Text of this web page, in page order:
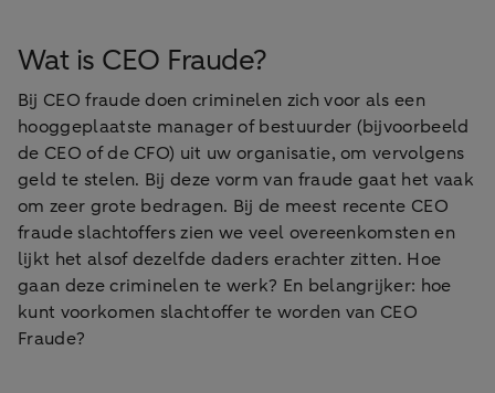
Wat is CEO Fraude?
Bij CEO fraude doen criminelen zich voor als een
hooggeplaatste manager of bestuurder (bijvoorbeeld
de CEO of de CFO) uit uw organisatie, om vervolgens
geld te stelen. Bij deze vorm van fraude gaat het vaak
om zeer grote bedragen. Bij de meest recente CEO
fraude slachtoffers zien we veel overeenkomsten en
lijkt het alsof dezelfde daders erachter zitten. Hoe
gaan deze criminelen te werk? En belangrijker: hoe
kunt voorkomen slachtoffer te worden van CEO
Fraude?